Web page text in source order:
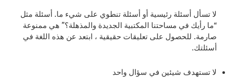
لا تسأل أسئلة رئيسية أو أسئلة تنطوي على شيء ما. أسئلة مثل
“ما رأيك في مساحتنا المكتبية الجديدة والمذهلة؟” هي ممنوعة
صارمة. للحصول على تعليقات حقيقية ، ابتعد عن هذه اللغة في
أسئلتك.
لا تستهدف شيئين في سؤال واحد